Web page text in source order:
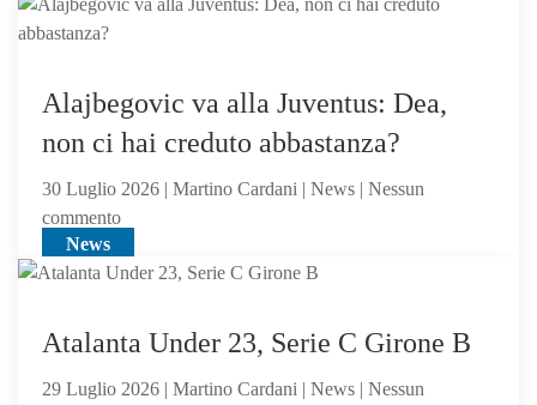
Atalanta,
per
pilastro
di
sacrificabile?
News
Alajbegovic va alla Juventus: Dea,
non ci hai creduto abbastanza?
30 Luglio 2026 | Martino Cardani | News | Nessun
commentosu
va
Juventus:
non
Atalanta Under 23, Serie C Girone B
29 Luglio 2026 | Martino Cardani | News | Nessun